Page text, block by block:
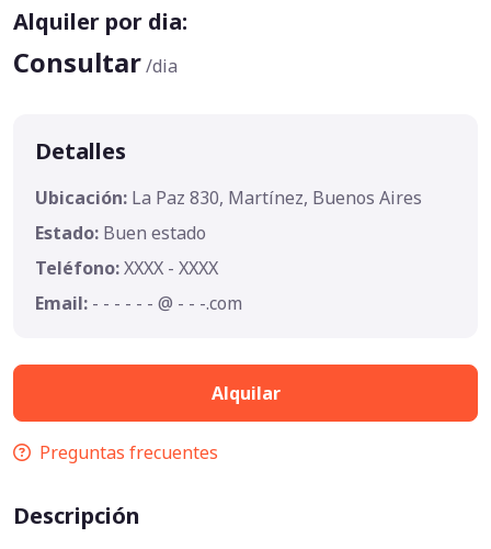
Alquiler por dia:
Consultar/dia
Detalles
Ubicación: La Paz 830, Martínez, Buenos Aires
Estado: Buen estado
Teléfono:XXXX - XXXX
Email: - - - - - - @ - - -.com
Alquilar
Preguntas frecuentes
Descripción